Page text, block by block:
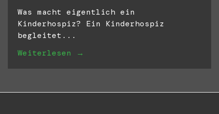
Was macht eigentlich ein
Kinderhospiz? Ein Kinderhospiz
begleitet...
Weiterlesen →